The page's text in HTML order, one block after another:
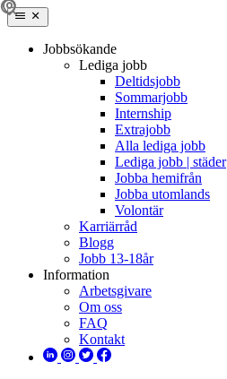
Jobbsökande
Lediga jobb
Deltidsjobb
Sommarjobb
Internship
Extrajobb
Alla lediga jobb
Lediga jobb | städer
Jobba hemifrån
Jobba utomlands
Volontär
Karriärråd
Blogg
Jobb 13-18år
Information
Arbetsgivare
Om oss
FAQ
Kontakt